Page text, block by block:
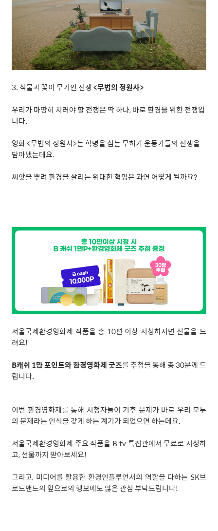
3. 식물과 꽃이 무기인 전쟁<무법의 정원사>
우리가 마땅히 치러야 할 전쟁은 딱 하나,바로 환경을 위한 전쟁입
니다.
영화<무법의 정원사>는 혁명을 심는 무허가 운동가들의 전쟁을
담아냈는데요.
씨앗을 뿌려 환경을 살리는 위대한 혁명은 과연 어떻게 될까요?
서울국제환경영화제 작품을 총 10편 이상 시청하시면 선물을 드
려요!
B캐쉬 1만 포인트와 환경영화제 굿즈를 추첨을 통해 총30분께 드
립니다.
이번 환경영화제를 통해 시청자들이 기후 문제가 바로 우리 모두
의 문제라는 인식을 갖게 하는 계기가 되었으면 하는데요.
서울국제환경영화제 주요 작품을 B tv특집관에서 무료로 시청하
고,선물까지 받아보세요!
그리고, 미디어를 활용한 환경인플루언서의 역할을 다하는 SK브
로드밴드의 앞으로의 행보에도 많은 관심 부탁드립니다!